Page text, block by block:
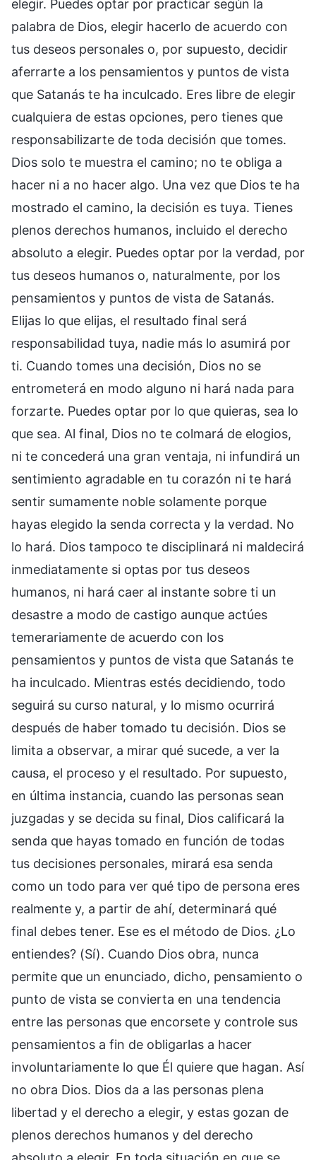
elegir. Puedes optar por practicar según la
palabra de Dios, elegir hacerlo de acuerdo con
tus deseos personales o, por supuesto, decidir
aferrarte a los pensamientos y puntos de vista
que Satanás te ha inculcado. Eres libre de elegir
cualquiera de estas opciones, pero tienes que
responsabilizarte de toda decisión que tomes.
Dios solo te muestra el camino; no te obliga a
hacer ni a no hacer algo. Una vez que Dios te ha
mostrado el camino, la decisión es tuya. Tienes
plenos derechos humanos, incluido el derecho
absoluto a elegir. Puedes optar por la verdad, por
tus deseos humanos o, naturalmente, por los
pensamientos y puntos de vista de Satanás.
Elijas lo que elijas, el resultado final será
responsabilidad tuya, nadie más lo asumirá por
ti. Cuando tomes una decisión, Dios no se
entrometerá en modo alguno ni hará nada para
forzarte. Puedes optar por lo que quieras, sea lo
que sea. Al final, Dios no te colmará de elogios,
ni te concederá una gran ventaja, ni infundirá un
sentimiento agradable en tu corazón ni te hará
sentir sumamente noble solamente porque
hayas elegido la senda correcta y la verdad. No
lo hará. Dios tampoco te disciplinará ni maldecirá
inmediatamente si optas por tus deseos
humanos, ni hará caer al instante sobre ti un
desastre a modo de castigo aunque actúes
temerariamente de acuerdo con los
pensamientos y puntos de vista que Satanás te
ha inculcado. Mientras estés decidiendo, todo
seguirá su curso natural, y lo mismo ocurrirá
después de haber tomado tu decisión. Dios se
limita a observar, a mirar qué sucede, a ver la
causa, el proceso y el resultado. Por supuesto,
en última instancia, cuando las personas sean
juzgadas y se decida su final, Dios calificará la
senda que hayas tomado en función de todas
tus decisiones personales, mirará esa senda
como un todo para ver qué tipo de persona eres
realmente y, a partir de ahí, determinará qué
final debes tener. Ese es el método de Dios. ¿Lo
entiendes? (Sí). Cuando Dios obra, nunca
permite que un enunciado, dicho, pensamiento o
punto de vista se convierta en una tendencia
entre las personas que encorsete y controle sus
pensamientos a fin de obligarlas a hacer
involuntariamente lo que Él quiere que hagan. Así
no obra Dios. Dios da a las personas plena
libertad y el derecho a elegir, y estas gozan de
plenos derechos humanos y del derecho